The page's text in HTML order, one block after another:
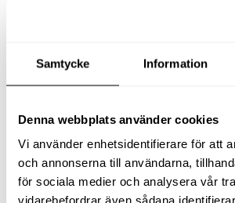
Samtycke Information
Denna webbplats använder cookies
Vi använder enhetsidentifierare för att
och annonserna till användarna,
för sociala medier och analysera vår
vidarebefordrar även sådana
Alla produkter
Slangfäste
Textil- &
Tillbehör Textil- &
Adaptrar
Dammsugare